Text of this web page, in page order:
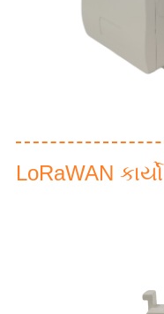
LoRaWAN કાર્યો